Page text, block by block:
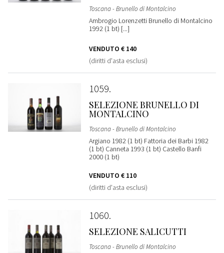
Toscana - Brunello di Montalcino
Ambrogio Lorenzetti Brunello di Montalcino
1992 (1 bt) [...]
VENDUTO € 140
(diritti d'asta esclusi)
1059
SELEZIONE BRUNELLO DI
MONTALCINO
Toscana - Brunello di Montalcino
Argiano 1982 (1 bt) Fattoria dei Barbi 1982
(1 bt) Canneta 1993 (1 bt) Castello Banfi
2000 (1 bt)
VENDUTO € 110
(diritti d'asta esclusi)
1060
SELEZIONE SALICUTTI
Toscana - Brunello di Montalcino